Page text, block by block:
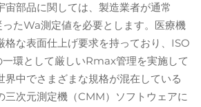
宙部品に関しては、製造業者が通常
たWa測定値を必要とします。医療機
格な表面仕上げ要求を持っており、ISO
環として厳しいRmax管理を実施して
界中でさまざまな規格が混在している
三次元測定機（CMM）ソフトウェアに